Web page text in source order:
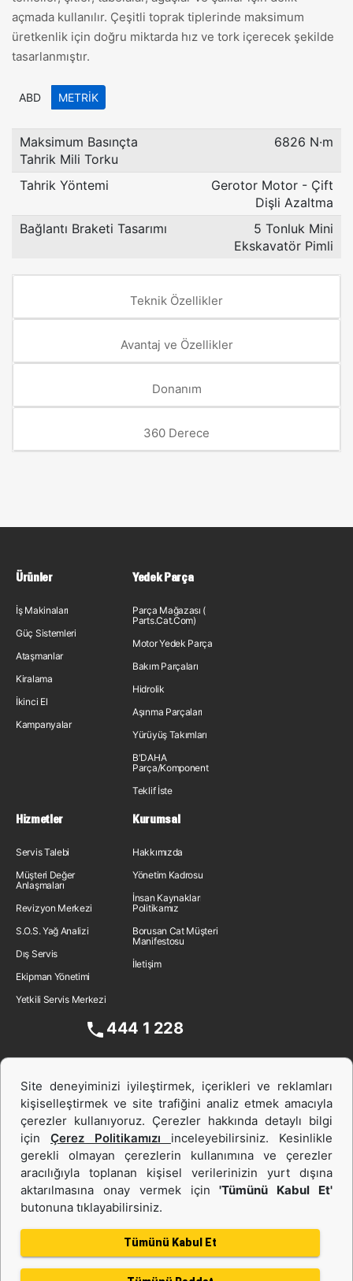
açmada kullanılır. Çeşitli toprak tiplerinde maksimum
üretkenlik için doğru miktarda hız ve tork içerecek şekilde
tasarlanmıştır.
ABD METRIK
Maksimum Basınçta
Tahrik Mili Torku
6826 N·m
Tahrik Yöntemi
Gerotor Motor - Çift
Dişli Azaltma
Bağlantı Braketi Tasarımı
5 Tonluk Mini
Ekskavatör Pimli
Teknik Özellikler
Avantaj ve Özellikler
Donanım
360 Derece
Ürünler
İş Makinaları
Güç Sistemleri
Ataşmanlar
Kiralama
İkinci El
Kampanyalar
Yedek Parça
Parça Mağazası (
Parts.Cat.Com)
Motor Yedek Parça
Bakım Parçaları
Hidrolik
Aşınma Parçaları
Yürüyüş Takımları
B'DAHA
Parça/Komponent
Teklif İste
Hizmetler
Servis Talebi
Müşteri Değer
Anlaşmaları
Revizyon Merkezi
S.O.S. Yağ Analizi
Dış Servis
Ekipman Yönetimi
Yetkili Servis Merkezi
Kurumsal
Hakkımızda
Yönetim Kadrosu
İnsan Kaynakları
Politikamız
Borusan Cat Müşteri
Manifestosu
İletişim
444 1 228
İş Makinası ve Güç Sistemleri
İkinci el ve Kiralama
Site deneyiminizi iyileştirmek, içerikleri ve reklamları
kişiselleştirmek ve site trafiğini analiz etmek amacıyla
çerezler kullanıyoruz. Çerezler hakkında detaylı bilgi
için Çerez Politikamızı inceleyebilirsiniz. Kesinlikle
gerekli olmayan çerezlerin kullanımına ve çerezler
aracılığıyla toplanan kişisel verilerinizin yurt dışına
aktarılmasına onay vermek için'Tümünü Kabul Et'
butonuna tıklayabilirsiniz.
Tümünü Kabul Et